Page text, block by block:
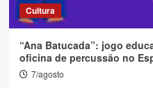
Cultura
“Ana Batucada”: jogo
oficina de percussão no
7/agosto